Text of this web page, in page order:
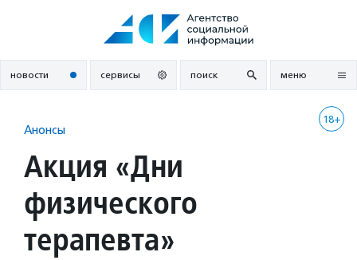
новости сервисы поиск меню
18+
Анонсы
Акция «Дни
физического
терапевта»